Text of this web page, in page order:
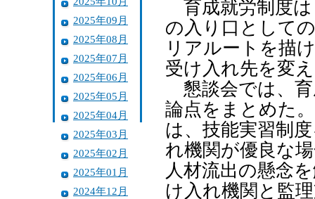
2025年09月
2025年08月
2025年07月
2025年06月
2025年05月
2025年04月
2025年03月
2025年02月
2025年01月
2024年12月
育成就労制度は
の入り口として
リアルートを描
受け入れ先を変
懇談会では、育
論点をまとめた
は、技能実習制
れ機関が優良な
人材流出の懸念
け入れ機関と監